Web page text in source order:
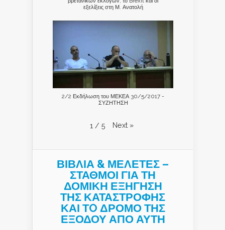
εξελίξεις στη Μ. Ανατολή
2/2 Εκδήλωση του ΜΕΚΕΑ 30/5/2017 -
ΣΥΖΗΤΗΣΗ
1 / 5 Next »
ΒΙΒΛΙΑ & ΜΕΛΕΤΕΣ –
ΣΤΑΘΜΟΙ ΓΙΑ ΤΗ
ΔΟΜΙΚΗ ΕΞΗΓΗΣΗ
ΤΗΣ ΚΑΤΑΣΤΡΟΦΗΣ
ΚΑΙ ΤO ΔΡΟΜΟ ΤΗΣ
ΕΞΟΔΟΥ ΑΠΟ ΑΥΤΗ